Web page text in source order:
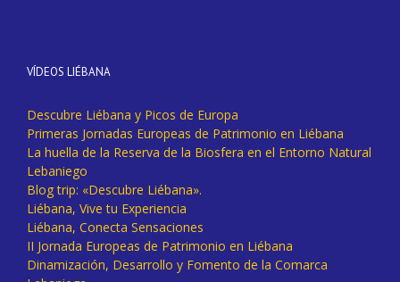
VÍDEOS LIÉBANA
Descubre Liébana y Picos de Europa
Primeras Jornadas Europeas de Patrimonio en Liébana
La huella de la Reserva de la Biosfera en el Entorno Natural
Lebaniego
Blog trip: «Descubre Liébana».
Liébana, Vive tu Experiencia
Liébana, Conecta Sensaciones
II Jornada Europeas de Patrimonio en Liébana
Dinamización, Desarrollo y Fomento de la Comarca